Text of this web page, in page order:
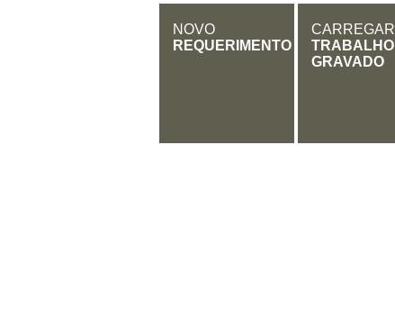
NOVO
REQUERIMENTO
CARREGAR
TRABALHO
GRAVADO